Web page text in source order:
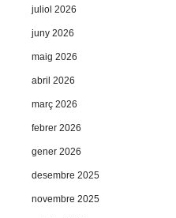
juliol 2026
juny 2026
maig 2026
abril 2026
març 2026
febrer 2026
gener 2026
desembre 2025
novembre 2025